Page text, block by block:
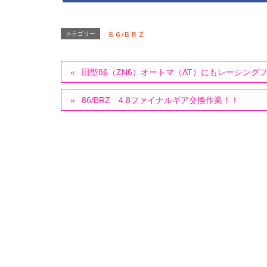
カテゴリー ８６/ＢＲＺ
旧型86（ZN6）オートマ（AT）にもレーシング
86/BRZ 4.8ファイナルギア交換作業！！